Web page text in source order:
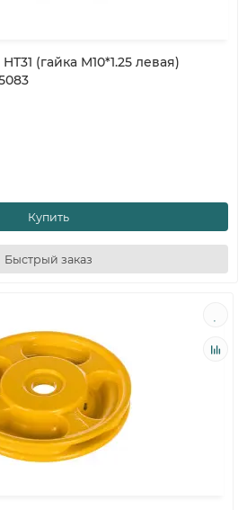
(гайка M10*1.25 левая)
Купить
Быстрый заказ